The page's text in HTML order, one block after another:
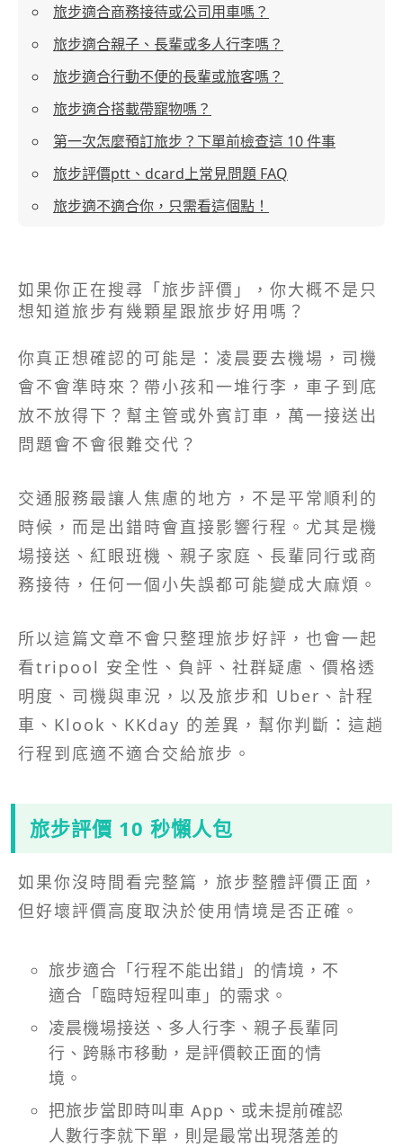
旅步適合商務接待或公司用車嗎？
旅步適合親子、長輩或多人行李嗎？
旅步適合行動不便的長輩或旅客嗎？
旅步適合搭載帶寵物嗎？
第一次怎麼預訂旅步？下單前檢查這 10 件事
旅步評價ptt、dcard上常見問題 FAQ
旅步適不適合你，只需看這個點！
如果你正在搜尋「旅步評價」，你大概不是只
想知道旅步有幾顆星跟旅步好用嗎？
你真正想確認的可能是：凌晨要去機場，司機
會不會準時來？帶小孩和一堆行李，車子到底
放不放得下？幫主管或外賓訂車，萬一接送出
問題會不會很難交代？
交通服務最讓人焦慮的地方，不是平常順利的
時候，而是出錯時會直接影響行程。尤其是機
場接送、紅眼班機、親子家庭、長輩同行或商
務接待，任何一個小失誤都可能變成大麻煩。
所以這篇文章不會只整理旅步好評，也會一起
看tripool 安全性、負評、社群疑慮、價格透
明度、司機與車況，以及旅步和 Uber、計程
車、Klook、KKday 的差異，幫你判斷：這趟
行程到底適不適合交給旅步。
旅步評價 10 秒懶人包
如果你沒時間看完整篇，旅步整體評價正面，
但好壞評價高度取決於使用情境是否正確。
旅步適合「行程不能出錯」的情境，不
適合「臨時短程叫車」的需求。
凌晨機場接送、多人行李、親子長輩同
行、跨縣市移動，是評價較正面的情
境。
把旅步當即時叫車 App、或未提前確認
人數行李就下單，則是最常出現落差的